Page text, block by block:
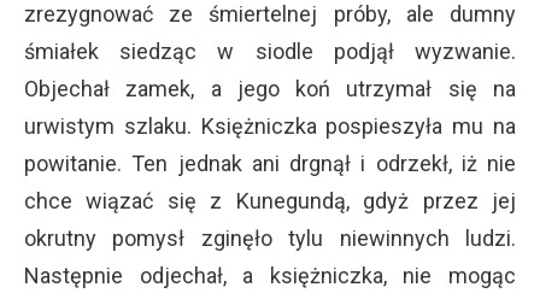
zrezygnować ze śmiertelnej próby, ale dumny
śmiałek siedząc w siodle podjął wyzwanie.
Objechał zamek, a jego koń utrzymał się na
urwistym szlaku. Księżniczka pospieszyła mu na
powitanie. Ten jednak ani drgnął i odrzekł, iż nie
chce wiązać się z Kunegundą, gdyż przez jej
okrutny pomysł zginęło tylu niewinnych ludzi.
Następnie odjechał, a księżniczka, nie mogąc